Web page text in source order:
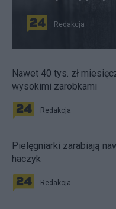
Redakcja
Nawet 40 tys. zł
wysokimi zarobkami
Redakcja
Pielęgniarki zarabiają
haczyk
Redakcja